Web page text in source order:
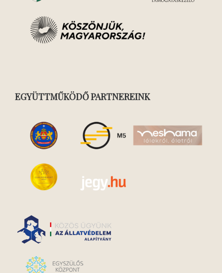
EGYÜTTMŰKÖDŐ PARTNEREINK